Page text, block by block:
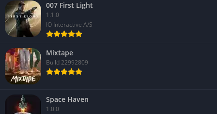
007 First Light
1.1.0
IO Interactive A/S
Mixtape
Build 22992809
Space Haven
1.0.0